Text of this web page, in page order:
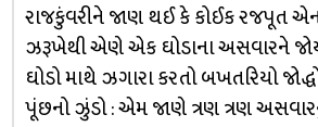
રાજકુંવરીને જાણ થઈ કે કોઈક રજપૂત
ઝરૂખેથી એણે એક ઘોડાના અસવારને
ઘોડો માથે ઝગારા કરતો બખતરિયો
પૂંછનો ઝુંડો : એમ જાણે ત્રણ ત્રણ